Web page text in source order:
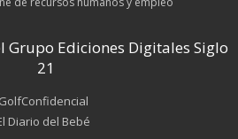
Grupo Ediciones Digitales Siglo
21
GolfConfidencial
Diario del Bebé